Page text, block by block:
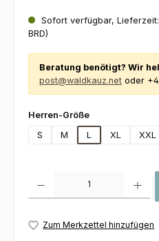
Sofort verfügbar,
BRD)
Beratung benötigt? Wir
post@waldkauz.net oder
Herren-Größeauswählen
S
M L XL XXL
Zum Merkzettel hinzufügen